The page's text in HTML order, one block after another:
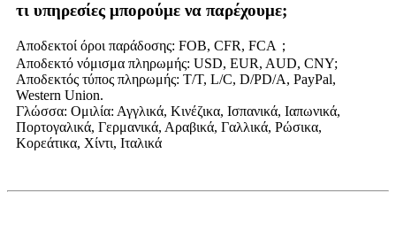
τι υπηρεσίες μπορούμε να παρέχουμε;
Αποδεκτοί όροι παράδοσης: FOB, CFR, FCA；
Αποδεκτό νόμισμα πληρωμής: USD, EUR, AUD, CNY;
Αποδεκτός τύπος πληρωμής: T/T, L/C, D/PD/A, PayPal,
Western Union.
Γλώσσα: Ομιλία: Αγγλικά, Κινέζικα, Ισπανικά, Ιαπωνικά,
Πορτογαλικά, Γερμανικά, Αραβικά, Γαλλικά, Ρώσικα,
Κορεάτικα, Χίντι, Ιταλικά